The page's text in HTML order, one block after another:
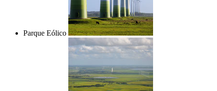
Parque Eólico